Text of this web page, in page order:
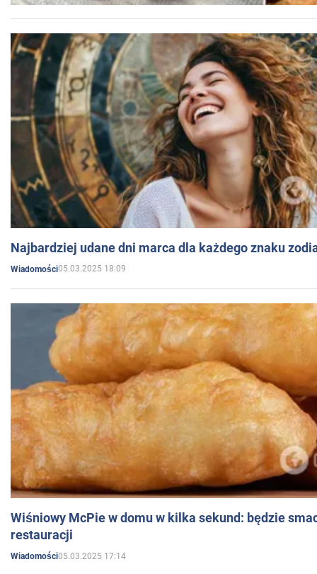
Najbardziej udane dni marca dla każdego znaku
Wiadomości05.03.2025 18:09
Wiśniowy McPie w domu w kilka sekund: będzie
restauracji
Wiadomości05.03.2025 17:14